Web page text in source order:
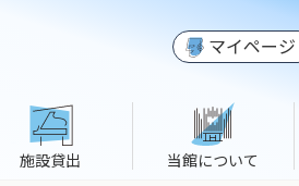
マイページ
施設貸出 当館について